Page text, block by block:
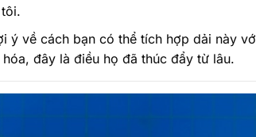
ý về cách bạn có thể tích hợp dải này
đây là điều họ đã thúc đẩy từ lâu.